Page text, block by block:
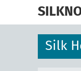
Silk
Soie
textiles